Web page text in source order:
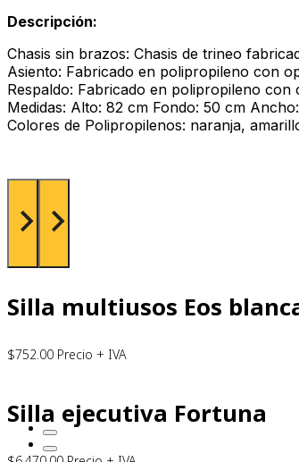
Descripción:
Chasis sin brazos: Chasis de trineo
Asiento: Fabricado en polipropileno con
Respaldo: Fabricado en polipropileno con
Medidas: Alto: 82 cm Fondo: 50 cm
Colores de Polipropilenos: naranja,
Silla multiusos Eos
$752.00 Precio + IVA
Silla ejecutiva Fortuna